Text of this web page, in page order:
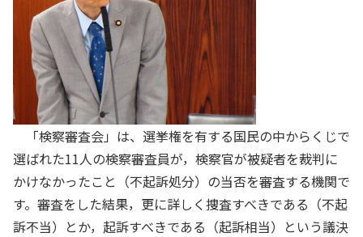
「検察審査会」は、選挙権を有する国民の中からくじで
選ばれた11人の検察審査員が，検察官が被疑者を裁判に
かけなかったこと（不起訴処分）の当否を審査する機関で
す。審査をした結果，更に詳しく捜査すべきである（不起
訴不当）とか，起訴すべきである（起訴相当）という議決